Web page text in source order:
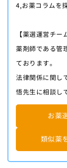
4,お薬コラムを
【薬選運営チー
薬剤師である管
ております。
法律関係に関し
悟先生に相談し
お薬
類似薬